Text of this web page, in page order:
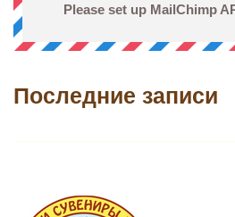
Please set up MailChimp
Последние записи